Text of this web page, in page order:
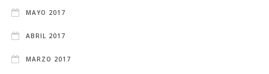
MAYO 2017
ABRIL 2017
MARZO 2017